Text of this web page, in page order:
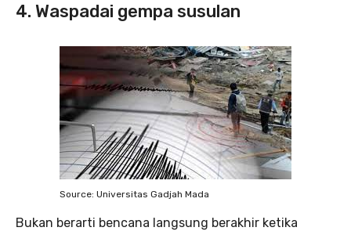
4. Waspadai gempa susulan
Source: Universitas Gadjah Mada
Bukan berarti bencana langsung berakhir ketika